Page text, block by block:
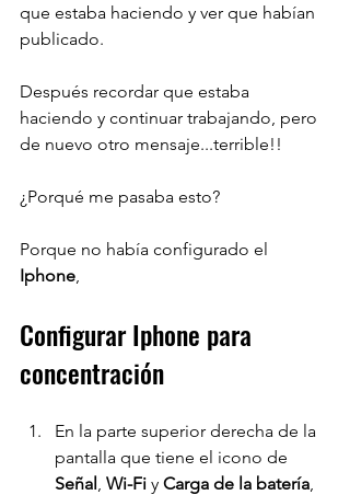
que estaba haciendo y ver que habían
publicado.
Después recordar que estaba
haciendo y continuar trabajando, pero
de nuevo otro mensaje...terrible!!
¿Porqué me pasaba esto?
Porque no había configurado el
Iphone
Configurar Iphone para
concentración
En la parte superior derecha de la
pantalla que tiene el icono de
Señal Wi-Fi y Carga de la batería